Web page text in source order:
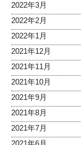
2022年3月
2022年2月
2022年1月
2021年12月
2021年11月
2021年10月
2021年9月
2021年8月
2021年7月
2021年6月